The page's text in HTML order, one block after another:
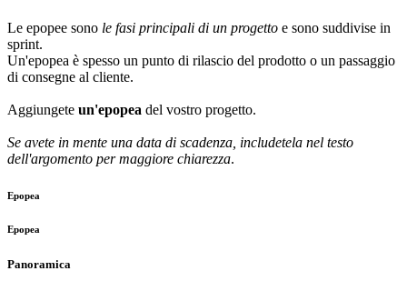
Le epopee sono le fasi principali di un progetto e sono suddivise in
sprint.
Un'epopea è spesso un punto di rilascio del prodotto o un passaggio
di consegne al cliente.
Aggiungete un'epopea del vostro progetto.
Se avete in mente una data di scadenza, includetela nel testo
dell'argomento per maggiore chiarezza.
Epopea
Epopea
Panoramica